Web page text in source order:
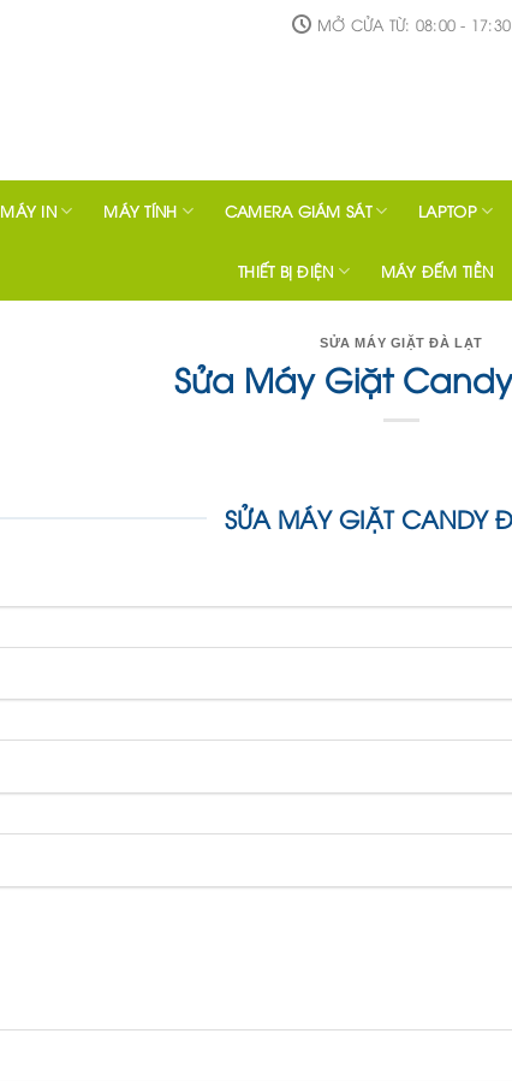
MỞ CỬA TỪ: 08:00 - 17:30
MÁY IN MÁY TÍNH CAMERA GIÁM SÁT LAPTOP
THIẾT BỊ ĐIỆN MÁY ĐẾM TIỀN
SỬA MÁY GIẶT ĐÀ LẠT
Sửa Máy Giặt
SỬA MÁY GIẶT CANDY